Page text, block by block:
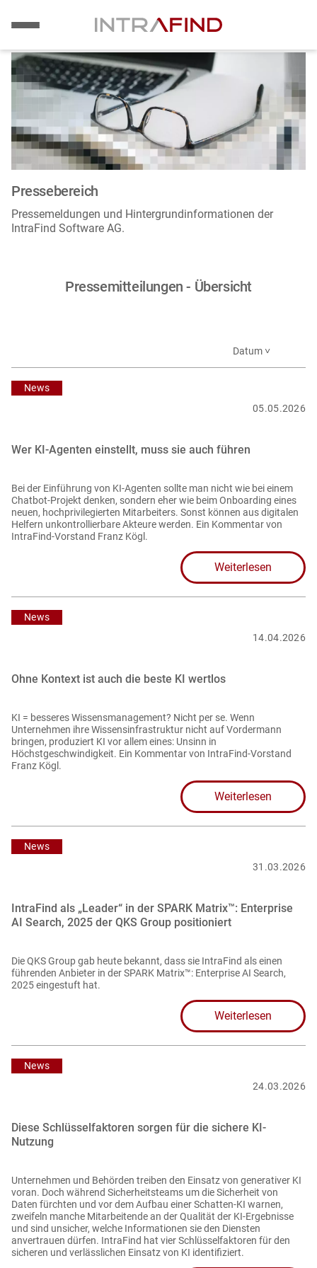
Direkt
zum
Inhalt
Bild
Pressebereich
Pressemeldungen und Hintergrundinformationen der
IntraFind Software AG.
Pressemitteilungen - Übersicht
Datum ˅
News
05.05.2026
Wer KI-Agenten einstellt, muss sie auch führen
Bei der Einführung von KI-Agenten sollte man nicht wie bei einem
Chatbot-Projekt denken, sondern eher wie beim Onboarding eines
neuen, hochprivilegierten Mitarbeiters. Sonst können aus digitalen
Helfern unkontrollierbare Akteure werden. Ein Kommentar von
IntraFind-Vorstand Franz Kögl.
Weiterlesen
News
14.04.2026
Ohne Kontext ist auch die beste KI wertlos
KI = besseres Wissensmanagement? Nicht per se. Wenn
Unternehmen ihre Wissensinfrastruktur nicht auf Vordermann
bringen, produziert KI vor allem eines: Unsinn in
Höchstgeschwindigkeit. Ein Kommentar von IntraFind-Vorstand
Franz Kögl.
Weiterlesen
News
31.03.2026
IntraFind als „Leader“ in der SPARK Matrix™: Enterprise
AI Search, 2025 der QKS Group positioniert
Die QKS Group gab heute bekannt, dass sie IntraFind als einen
führenden Anbieter in der SPARK Matrix™: Enterprise AI Search,
2025 eingestuft hat.
Weiterlesen
News
24.03.2026
Diese Schlüsselfaktoren sorgen für die sichere KI-
Nutzung
Unternehmen und Behörden treiben den Einsatz von generativer KI
voran. Doch während Sicherheitsteams um die Sicherheit von
Daten fürchten und vor dem Aufbau einer Schatten-KI warnen,
zweifeln manche Mitarbeitende an der Qualität der KI-Ergebnisse
und sind unsicher, welche Informationen sie den Diensten
anvertrauen dürfen. IntraFind hat vier Schlüsselfaktoren für den
sicheren und verlässlichen Einsatz von KI identifiziert.